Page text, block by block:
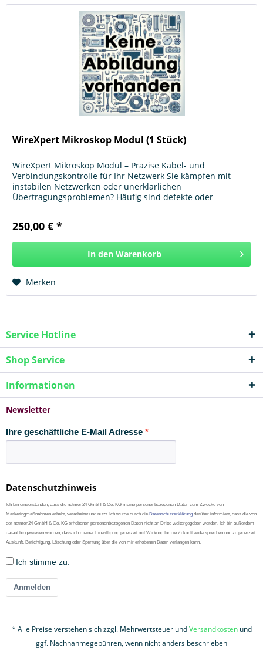
WireXpert Mikroskop Modul (1 Stück)
WireXpert Mikroskop Modul – Präzise Kabel- und
Verbindungskontrolle für Ihr Netzwerk Sie kämpfen mit
instabilen Netzwerken oder unerklärlichen
Übertragungsproblemen? Häufig sind defekte oder
250,00 € *
In den Warenkorb
Merken
Service Hotline
Shop Service
Informationen
Newsletter
Ihre geschäftliche E-Mail Adresse
Datenschutzhinweis
Ich bin einverstanden, dass die netmon24 GmbH & Co. KG meine personenbezogenen Daten zum Zwecke von
Marketingmaßnahmen erhebt, verarbeitet und nutzt. Ich wurde durch die Datenschutzerklärung darüber informiert, dass die von
der netmon24 GmbH & Co. KG erhobenen personenbezogenen Daten nicht an Dritte weitergegeben werden. Ich bin außerdem
darauf hingewiesen worden, dass ich meiner Einwilligung jederzeit mit Wirkung für die Zukunft widersprechen und zu jederzeit
Auskunft, Berichtigung, Löschung oder Sperrung über die von mir erhobenen Daten verlangen kann.
Ich stimme zu.
Anmelden
* Alle Preise verstehen sich zzgl. Mehrwertsteuer undVersandkostenund
ggf. Nachnahmegebühren, wenn nicht anders beschrieben